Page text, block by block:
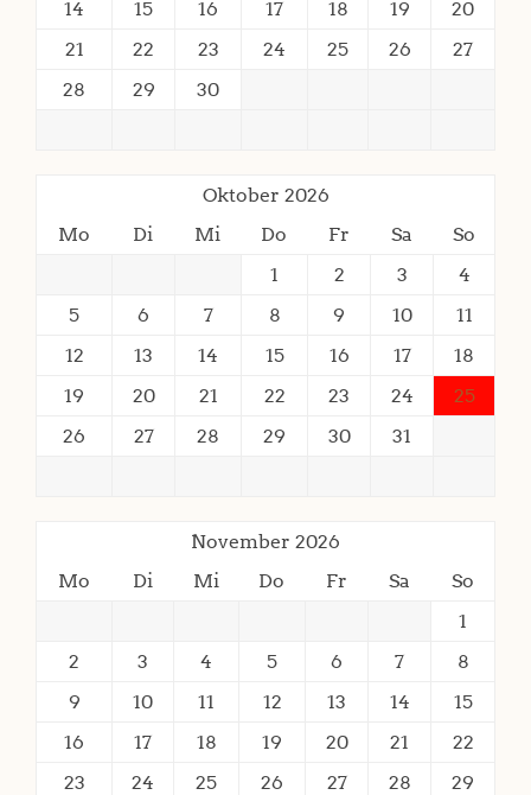
14
15 16 17 18 19
20
21
22 23 24 25 26
27
28
29 30
Oktober 2026
Mo
Di Mi Do Fr Sa
So
1
2 3
4
5
6 7 8 9 10
11
12
13 14 15 16 17
18
19
20 21 22 23 24
25
26
27 28 29 30 31
November 2026
Mo
Di Mi Do Fr Sa
So
1
2
3 4 5 6 7
8
9
10 11 12 13 14
15
16
17 18 19 20 21
22
23
24 25 26 27 28
29